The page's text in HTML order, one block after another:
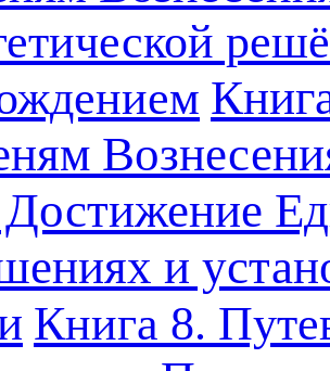
Достижение
и
Книга 8.